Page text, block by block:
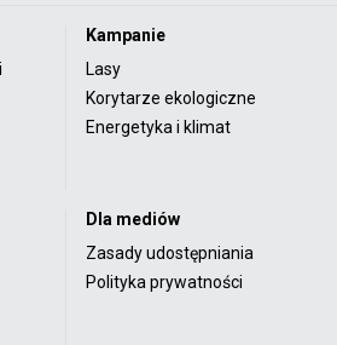
Kampanie
Lasy
Korytarze ekologiczne
Energetyka i klimat
Dla mediów
Zasady udostępniania
Polityka prywatności